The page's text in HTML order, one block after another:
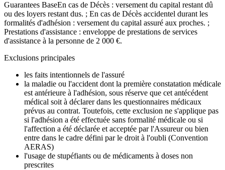
Guarantees BaseEn cas de Décès : versement du capital restant dû
ou des loyers restant dus. ; En cas de Décès accidentel durant les
formalités d'adhésion : versement du capital assuré aux proches. ;
Prestations d'assistance : enveloppe de prestations de services
d'assistance à la personne de 2 000 €.
Exclusions principales
les faits intentionnels de l'assuré
la maladie ou l'accident dont la première constatation médicale
est antérieure à l'adhésion, sous réserve que cet antécédent
médical soit à déclarer dans les questionnaires médicaux
prévus au contrat. Toutefois, cette exclusion ne s'applique pas
si l'adhésion a été effectuée sans formalité médicale ou si
l'affection a été déclarée et acceptée par l'Assureur ou bien
entre dans le cadre défini par le droit à l'oubli (Convention
AERAS)
l'usage de stupéfiants ou de médicaments à doses non
prescrites